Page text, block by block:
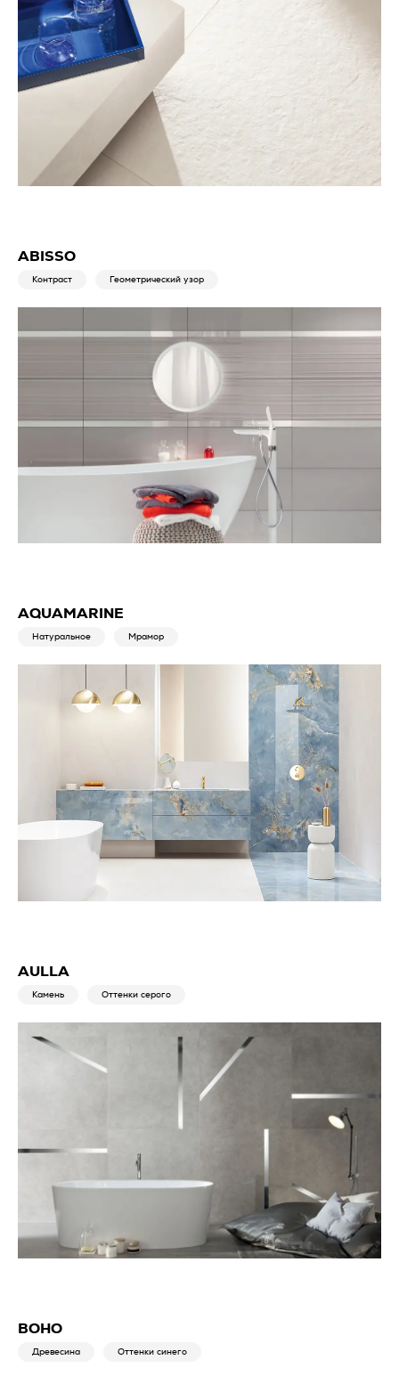
ABISSO
Контраст Геометрический узор
AQUAMARINE
Натуральное Мрамор
AULLA
Камень Оттенки серого
BOHO
Древесина Оттенки синего